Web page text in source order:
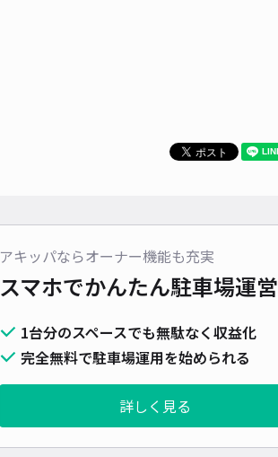
アキッパならオーナー機能も充実
スマホでかんたん駐車場運営
1台分のスペースでも無駄なく収益化
完全無料で駐車場運用を始められる
詳しく見る